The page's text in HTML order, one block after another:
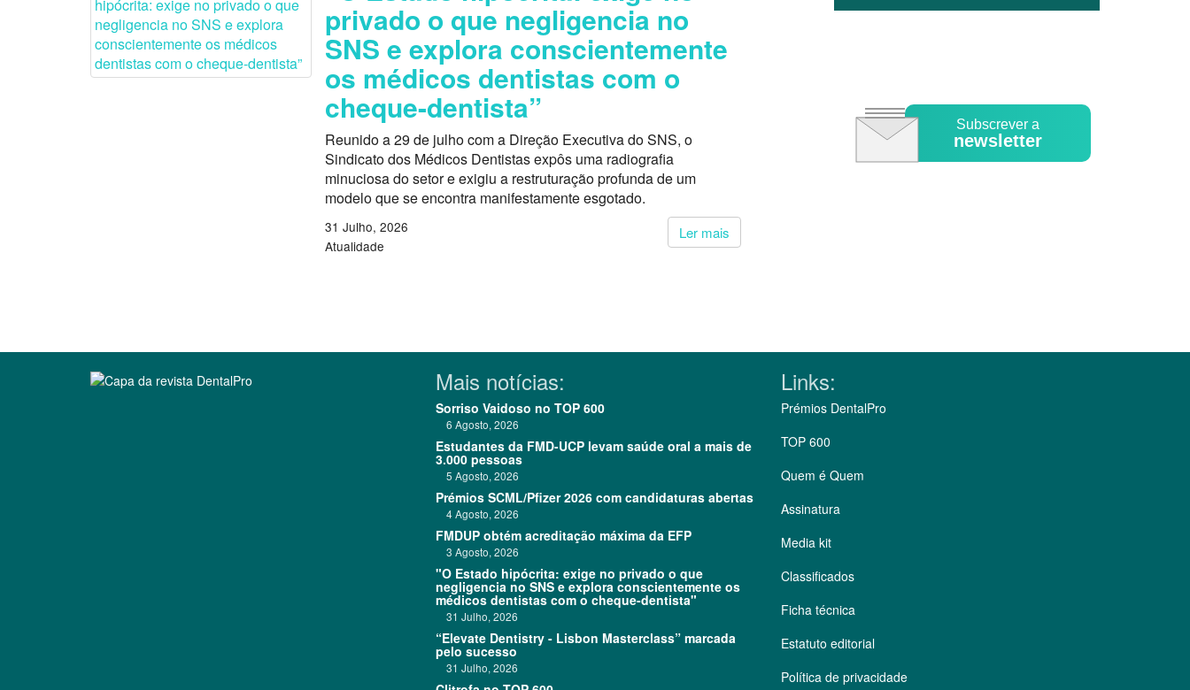
Subscrever a
newsletter
privado o que negligencia no
SNS e explora conscientemente
os médicos dentistas com o
cheque-dentista”
Reunido a 29 de julho com a Direção Executiva do SNS, o
Sindicato dos Médicos Dentistas expôs uma radiografia
minuciosa do setor e exigiu a restruturação profunda de um
modelo que se encontra manifestamente esgotado.
Ler mais
31 Julho, 2026
Atualidade
Mais notícias:
Sorriso Vaidoso no TOP 600
6 Agosto, 2026
Estudantes da FMD-UCP levam saúde oral a mais de
3.000 pessoas
5 Agosto, 2026
Prémios SCML/Pfizer 2026 com candidaturas abertas
4 Agosto, 2026
FMDUP obtém acreditação máxima da EFP
3 Agosto, 2026
"O Estado hipócrita: exige no privado o que
negligencia no SNS e explora conscientemente os
médicos dentistas com o cheque-dentista"
31 Julho, 2026
“Elevate Dentistry - Lisbon Masterclass” marcada
pelo sucesso
31 Julho, 2026
Links:
Prémios DentalPro
TOP 600
Quem é Quem
Assinatura
Media kit
Classificados
Ficha técnica
Estatuto editorial
Política de privacidade